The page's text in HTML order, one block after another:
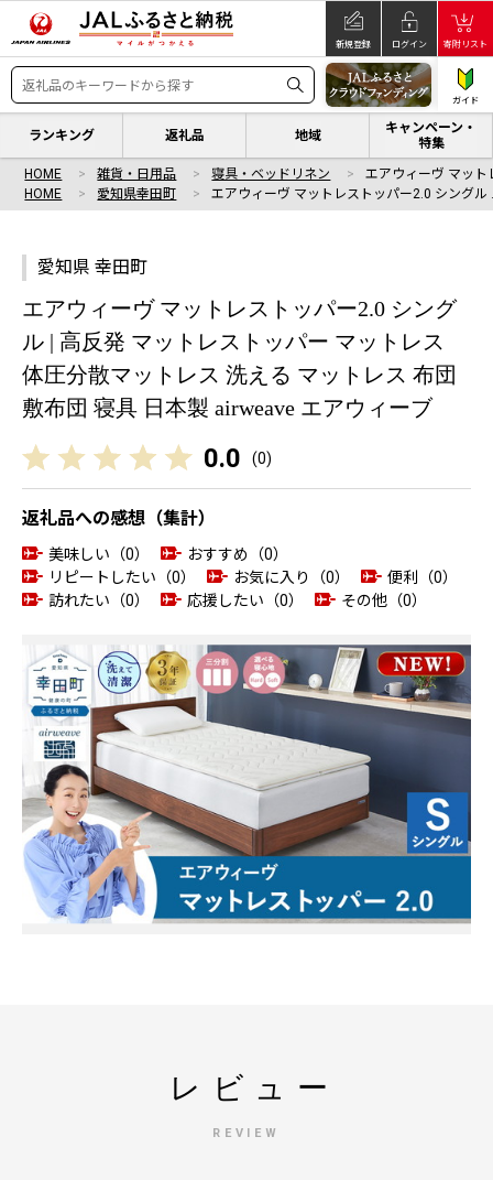
新規登録 ログイン 寄附リスト
ガイド
ランキング 返礼品 地域
キャンペーン・
特集
HOME 雑貨・日用品 寝具・ベッドリネン
エアウィーヴ マッ
HOME
愛知県幸田町 エアウィーヴ マットレストッパー2.0 シングル
愛知県 幸田町
エアウィーヴ マットレストッパー2.0 シング
ル | 高反発 マットレストッパー マットレス
体圧分散マットレス 洗える マットレス 布団
敷布団 寝具 日本製 airweave エアウィーブ
0.0 (0)
返礼品への感想（集計）
美味しい（0）
おすすめ（0）
リピートしたい（0）
お気に入り（0）
便利（0）
訪れたい（0）
応援したい（0） その他（0）
レビュー
REVIEW